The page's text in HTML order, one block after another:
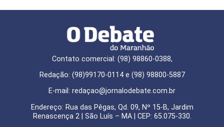
Contato comercial: (98) 98860-0388,
Redação: (98)99170-0114 e (98) 98800-5887
E-mail: redaçao@jornalodebate.com.br
Endereço: Rua das Pêgas, Qd. 09, Nº 15-B, Jardim
Renascença 2 | São Luís – MA | CEP: 65.075-330.